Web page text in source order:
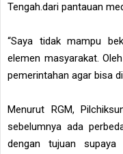
Tengah.dari pantauan
“Saya tidak mampu
elemen masyarakat.
pemerintahan agar bisa
Menurut RGM,
sebelumnya ada
dengan tujuan supaya